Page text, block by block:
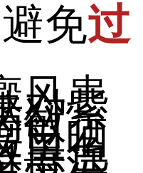
免过
患
对紫
敏
日晒
黑色